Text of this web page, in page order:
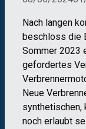
Nach langen
beschloss die
Sommer 2023
gefordertes
Neue
noch erlaubt